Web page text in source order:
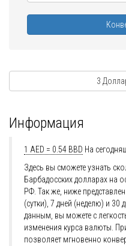
3
Информация
1 AED = 0.54 BBD На
Здесь вы сможете узнать
Барбадосских долларах на
РФ. Так же, ниже
(сутки), 7 дней (неделю) и
данным, вы можете с
изменения курса валюты.
позволяет мгновенно